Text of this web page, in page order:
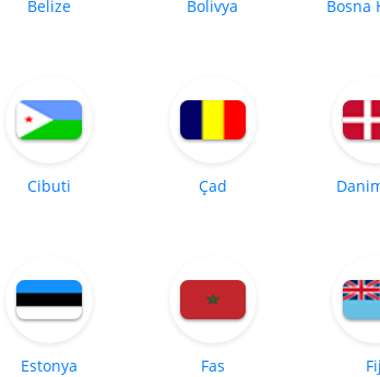
Belize Bolivya Bosna
Cibuti Çad
Estonya Fas